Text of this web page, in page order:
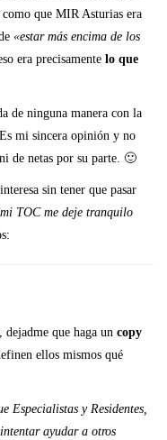
que MIR Asturias era
«estar más encima de los
era precisamente lo que
de ninguna manera con la
mi sincera opinión y no
de netas por su parte. 🙂
sin tener que pasar
TOC me deje tranquilo
que haga un copy
ellos mismos qué
Especialistas y Residentes,
ayudar a otros